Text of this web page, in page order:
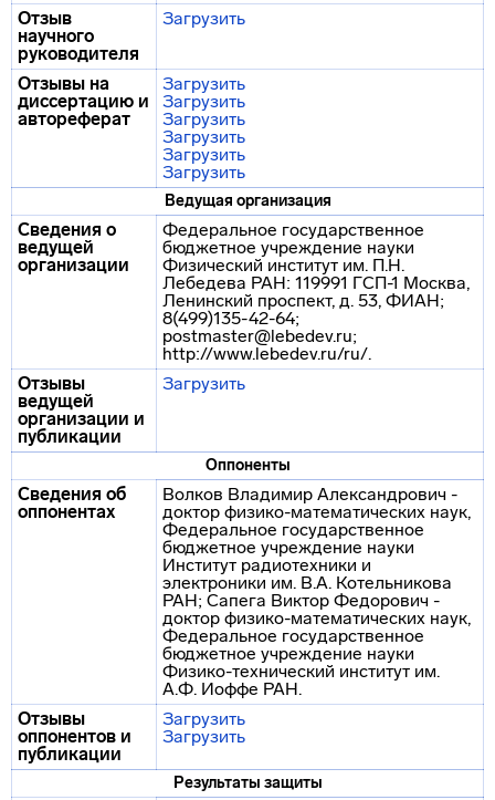
Отзыв
научного
руководителя
Загрузить
Отзывы на
диссертацию и
автореферат
Загрузить
Загрузить
Загрузить
Загрузить
Загрузить
Загрузить
Ведущая организация
Сведения о
ведущей
организации
Федеральное государственное
бюджетное учреждение науки
Физический институт им. П.Н.
Лебедева РАН: 119991 ГСП-1 Москва,
Ленинский проспект, д. 53, ФИАН;
8(499)135-42-64;
postmaster@lebedev.ru;
http://www.lebedev.ru/ru/.
Отзывы
ведущей
организации и
публикации
Загрузить
Оппоненты
Сведения об
оппонентах
Волков Владимир Александрович -
доктор физико-математических наук,
Федеральное государственное
бюджетное учреждение науки
Институт радиотехники и
электроники им. В.А. Котельникова
РАН; Сапега Виктор Федорович -
доктор физико-математических наук,
Федеральное государственное
бюджетное учреждение науки
Физико-технический институт им.
А.Ф. Иоффе РАН.
Отзывы
оппонентов и
публикации
Загрузить
Загрузить
Результаты защиты